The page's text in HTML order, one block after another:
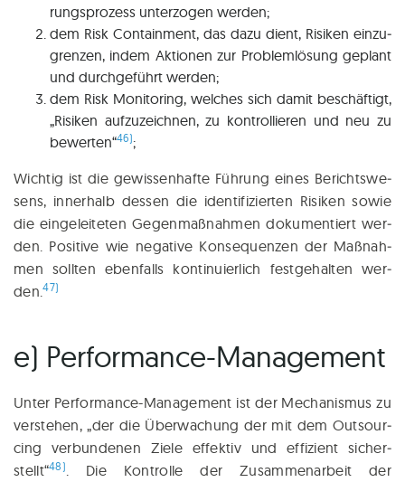
rungsprozess unter­zo­gen werden;
dem Risk Con­tain­ment, das dazu dient, Risi­ken ein­zu­
gren­zen, indem Aktio­nen zur Pro­blem­lö­sung geplant
und durch­ge­führt werden;
dem Risk Moni­to­ring, wel­ches sich damit beschäf­tigt,
„Risi­ken auf­zu­zeich­nen, zu kon­trol­lie­ren und neu zu
bewer­ten“46);
Wich­tig ist die gewis­sen­haf­te Füh­rung eines Berichts­we­
sens, inner­halb des­sen die iden­ti­fi­zier­ten Risi­ken sowie
die ein­ge­lei­te­ten Gegen­maß­nah­men doku­men­tiert wer­
den. Posi­ti­ve wie nega­ti­ve Kon­se­quen­zen der Maß­nah­
men soll­ten eben­falls kon­ti­nu­ier­lich fest­ge­hal­ten wer­
den.47)
e) Performance-Management
Unter Per­for­mance-Manage­ment ist der Mecha­nis­mus zu
ver­ste­hen, „der die Über­wa­chung der mit dem Out­sour­
cing ver­bun­de­nen Zie­le effek­tiv und effi­zi­ent sicher­
stellt“48). Die Kon­trol­le der Zusam­men­ar­beit der